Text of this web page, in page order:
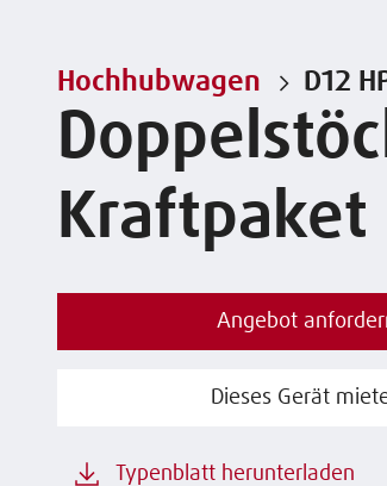
Hochhubwagen D12
Kraftpaket
Angebot
Dieses Gerät
Typenblatt herunterladen